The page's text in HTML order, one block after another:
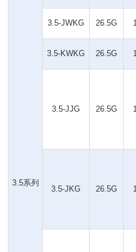
3.5系列
3.5-JWKG 26.5G
3.5-KWKG 26.5G
3.5-JJG 26.5G
3.5-JKG 26.5G